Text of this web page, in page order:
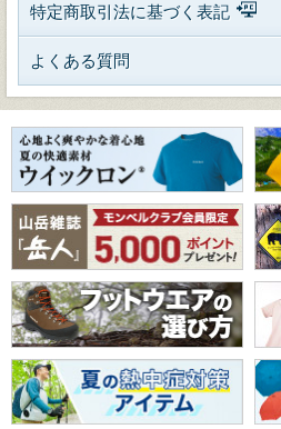
特定商取引法に基づく表記
よくある質問